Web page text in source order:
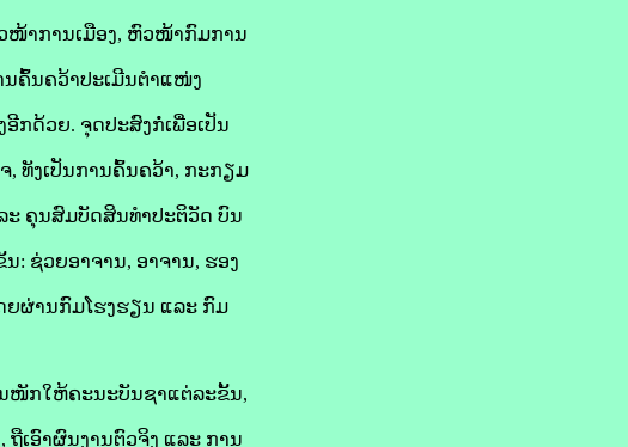
ໜ້າການເມືອງ, ຫົວໜ້າກົມການ
ຄົ້ນຄວ້າປະເມີນຕຳແໜ່ງ
ກດ້ວຍ. ຈຸດປະສົງກໍ່ເພື່ອເປັນ
, ທັງເປັນການຄົ້ນຄວ້າ, ກະກຽມ
ະ ຄຸນສົມບັດສິນທຳປະຕິວັດ ບົນ
: ຊ່ວຍອາຈານ, ອາຈານ, ຮອງ
ຍຜ່ານກົມໂຮງຮຽນ ແລະ ກົມ
ໜັກໃຫ້ຄະນະບັນຊາແຕ່ລະຂັ້ນ,
ເອົາຜົນງານຕົວຈິງ ແລະ ການ